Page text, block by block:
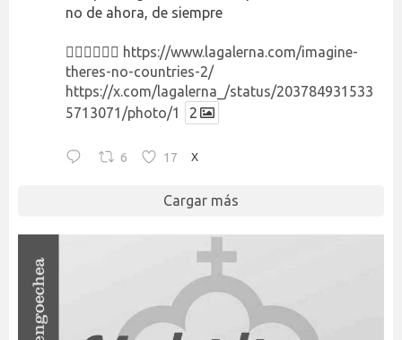
no de ahora, de siempre
👉🏻👉🏻👉🏻 https://www.lagalerna.com/imagine-
theres-no-countries-2/
https://x.com/lagalerna_/status/203784931533
5713071/photo/1
2
6 17 X
Cargar más